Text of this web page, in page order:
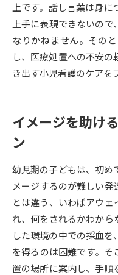
大学
大学で学べる内容や特
データサイエンス特集
新学年スタート号特集ページ
（高3生用）
SELFBRAND特集ページ
オープンキャンパスな
上です。話し言葉は身
上手に表現できないの
なりかねません。その
し、医療処置への不安
き出す小児看護のケアを
イメージを助け
ン
幼児期の子どもは、初め
メージするのが難しい
とは違う、いわばアウ
れ、何をされるかわから
した環境の中での採血
を得るのは困難です。そ
置の場所に案内し、手順